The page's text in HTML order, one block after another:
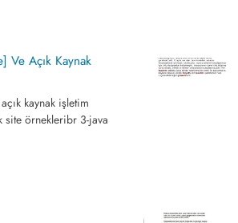
Ve Açık Kaynak
kaynak işletim
site örnekleribr 3-java